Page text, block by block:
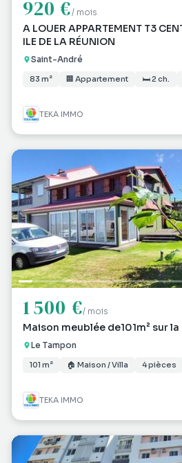
920 €/ mois
A LOUER APPARTEMENT T3
ILE DE LA RÉUNION
Saint-André
83 m² 🏢 Appartement 🛏 2 ch.
TEKA IMMO
1 500 €/ mois
Maison meublée de101m² sur
Le Tampon
101 m² 🏠 Maison / Villa 4 pièces
TEKA IMMO